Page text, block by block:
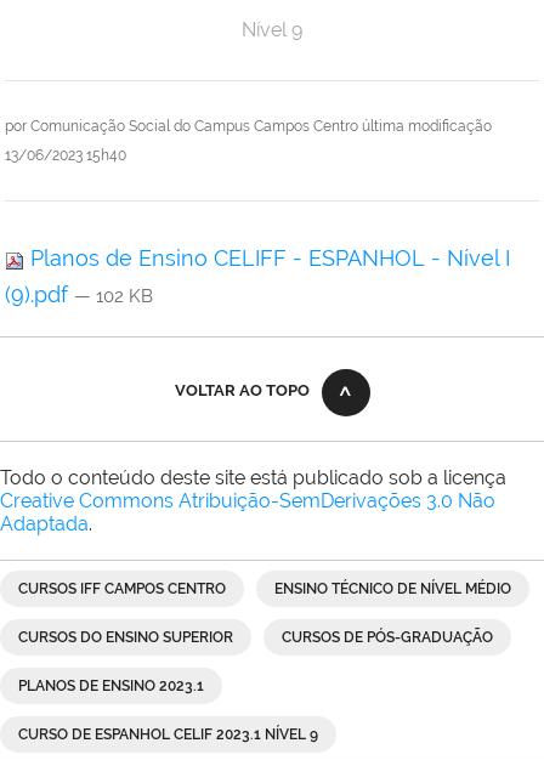
por Comunicação Social do Campus Campos Centro última modificação
13/06/2023 15h40
Nível 9
Planos de Ensino CELIFF - ESPANHOL - Nível I
(9).pdf — 102 KB
VOLTAR AO TOPO
Todo o conteúdo deste site está publicado sob a licença
Creative Commons Atribuição-SemDerivações 3.0 Não
Adaptada.
CURSOS IFF CAMPOS CENTRO ENSINO TÉCNICO DE NÍVEL MÉDIO
CURSOS DO ENSINO SUPERIOR CURSOS DE PÓS-GRADUAÇÃO
PLANOS DE ENSINO 2023.1
CURSO DE ESPANHOL CELIF 2023.1 NÍVEL 9